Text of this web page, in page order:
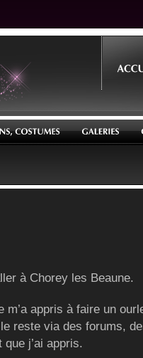
à Chorey les Beaune.
appris à faire un
reste via des forums,
j’ai appris.